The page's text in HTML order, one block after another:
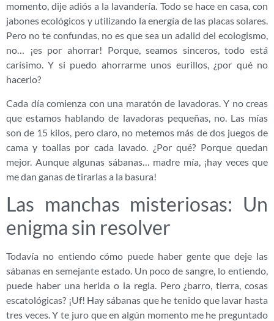
momento, dije adiós a la lavandería. Todo se hace en casa, con
jabones ecológicos y utilizando la energía de las placas solares.
Pero no te confundas, no es que sea un adalid del ecologismo,
no… ¡es por ahorrar! Porque, seamos sinceros, todo está
carísimo. Y si puedo ahorrarme unos eurillos, ¿por qué no
hacerlo?
Cada día comienza con una maratón de lavadoras. Y no creas
que estamos hablando de lavadoras pequeñas, no. Las mías
son de 15 kilos, pero claro, no metemos más de dos juegos de
cama y toallas por cada lavado. ¿Por qué? Porque quedan
mejor. Aunque algunas sábanas… madre mía, ¡hay veces que
me dan ganas de tirarlas a la basura!
Las manchas misteriosas: Un
enigma sin resolver
Todavía no entiendo cómo puede haber gente que deje las
sábanas en semejante estado. Un poco de sangre, lo entiendo,
puede haber una herida o la regla. Pero ¿barro, tierra, cosas
escatológicas? ¡Uf! Hay sábanas que he tenido que lavar hasta
tres veces. Y te juro que en algún momento me he preguntado